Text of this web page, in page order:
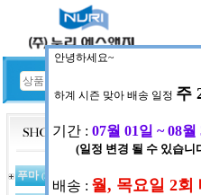
푸마 (367)